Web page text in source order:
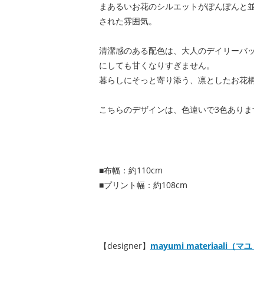
まあるいお花のシルエットがぽんぽんと
された雰囲気。
清潔感のある配色は、大人のデイリーバ
にしても甘くなりすぎません。
暮らしにそっと寄り添う、凛としたお花
こちらのデザインは、色違いで3色ありま
■布幅：約110cm
■プリント幅：約108cm
【designer】 mayumi materiaali（マユ